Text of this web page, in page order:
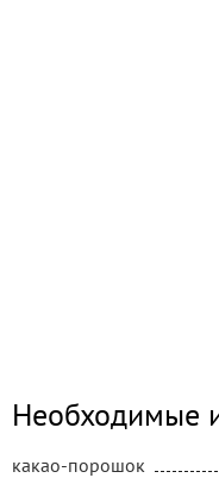
Необходимые
какао-порошок